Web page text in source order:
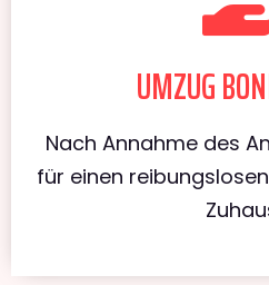
UMZUG
Nach Annahme des
für einen